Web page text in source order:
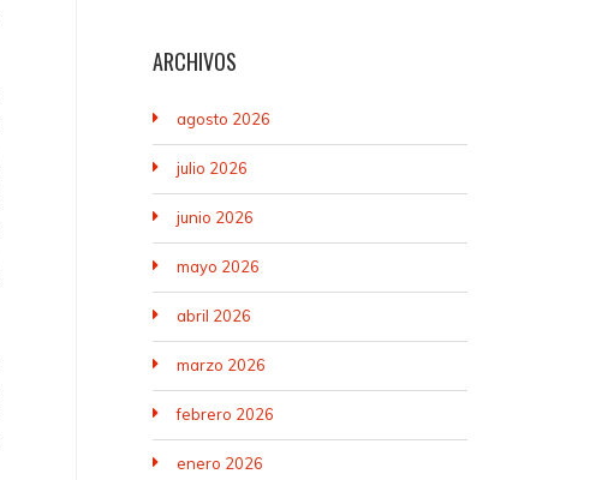
ARCHIVOS
agosto 2026
julio 2026
junio 2026
mayo 2026
abril 2026
marzo 2026
febrero 2026
enero 2026